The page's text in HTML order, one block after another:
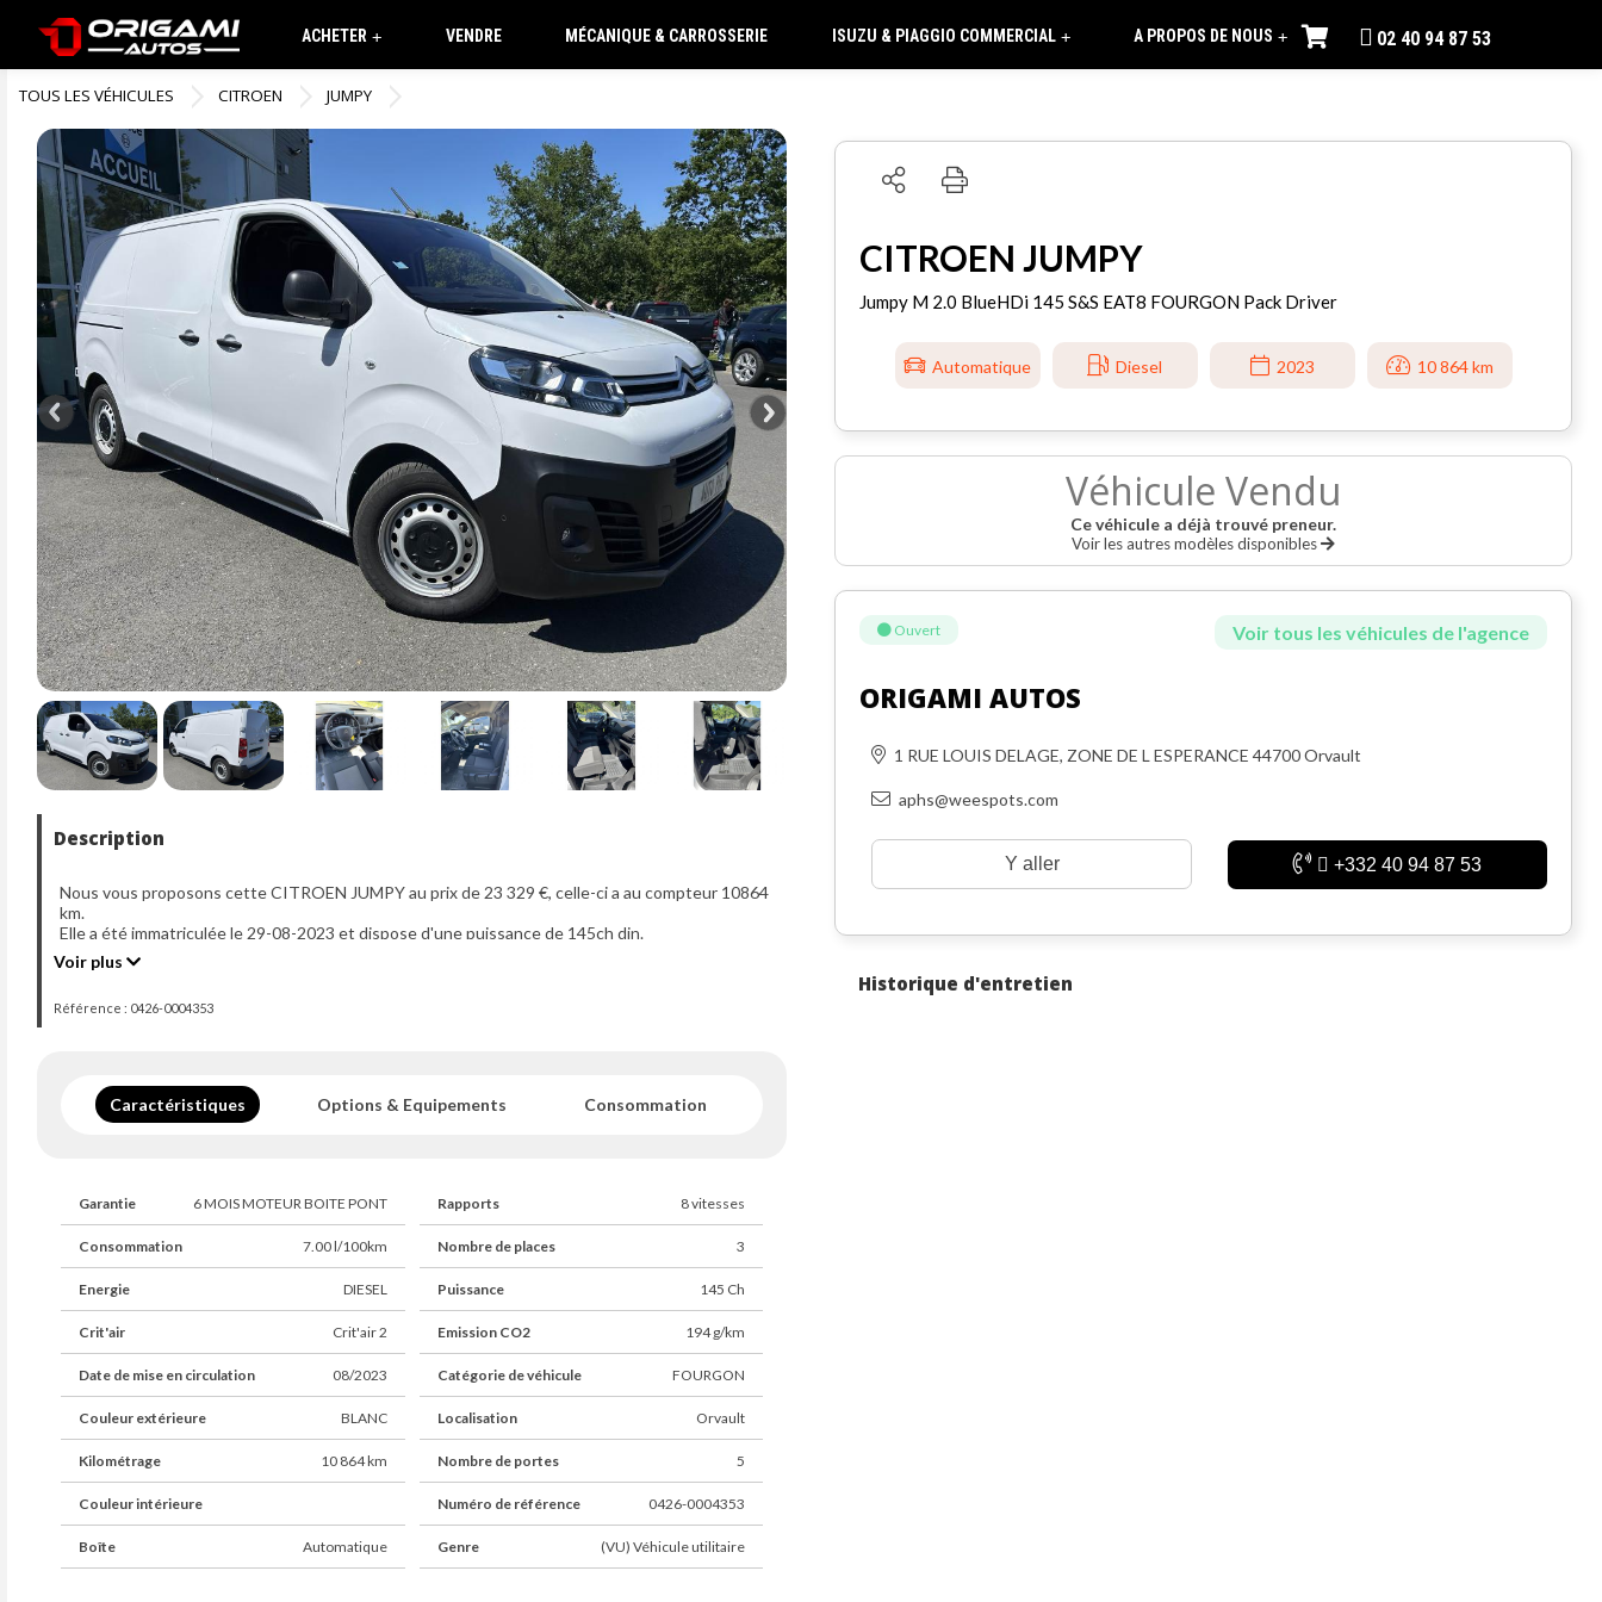
+
ACHETER VENDRE MÉCANIQUE & CARROSSERIE +
ISUZU & PIAGGIO COMMERCIAL +
A PROPOS DE NOUS 02 40 94 87 53
TOUS LES VÉHICULES CITROEN JUMPY
Description
Nous vous proposons cette CITROEN JUMPY au prix de 23 329 €, celle-ci a au compteur 10864
km.
Elle a été immatriculée le 29-08-2023 et dispose d'une puissance de 145ch din.
Voir plus
Référence : 0426-0004353
Caractéristiques Options & Equipements Consommation
Garantie 6 MOIS MOTEUR BOITE PONT
Consommation 7.00 l/100km
Energie DIESEL
Crit'air Crit'air 2
Date de mise en circulation 08/2023
Couleur extérieure BLANC
Kilométrage 10 864 km
Couleur intérieure
Boîte Automatique
Rapports 8 vitesses
Nombre de places 3
Puissance 145 Ch
Emission CO2 194 g/km
Catégorie de véhicule FOURGON
Localisation Orvault
Nombre de portes 5
Numéro de référence 0426-0004353
Genre (VU) Véhicule utilitaire
CITROEN JUMPY
Jumpy M 2.0 BlueHDi 145 S&S EAT8 FOURGON Pack Driver
Automatique Diesel 2023 10 864 km
Véhicule Vendu
Ce véhicule a déjà trouvé preneur.
Voir les autres modèles disponibles
Ouvert Voir tous les véhicules de l'agence
ORIGAMI AUTOS
1 RUE LOUIS DELAGE, ZONE DE L ESPERANCE 44700 Orvault
aphs@weespots.com
Y aller +332 40 94 87 53
Historique d'entretien